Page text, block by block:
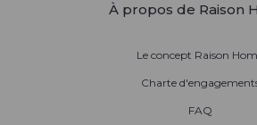
À propos de Raison
Le concept Raison
Charte
FAQ